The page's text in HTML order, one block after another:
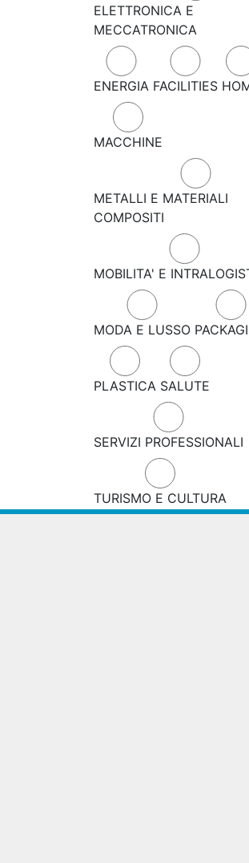
ELETTRONICA E
MECCATRONICA
ENERGIA FACILITIES
MACCHINE
METALLI E MATERIALI
COMPOSITI
MOBILITA' E
MODA E LUSSO
PLASTICA SALUTE
SERVIZI PROFESSIONALI
TURISMO E CULTURA